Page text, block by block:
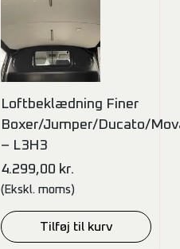
Loftbeklædning Finer
Boxer/Jumper/Ducato/
– L3H3
4.299,00 kr.
(Ekskl. moms)
Tilføj til kurv